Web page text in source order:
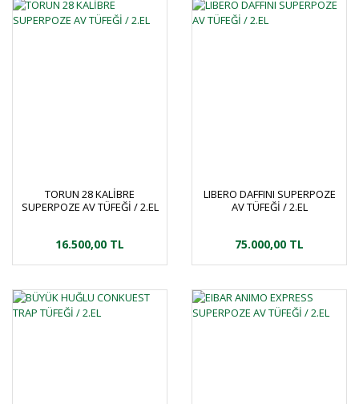
TORUN 28 KALİBRE
SUPERPOZE AV TÜFEĞİ / 2.EL
16.500,00 TL
LIBERO DAFFINI SUPERPOZE
AV TÜFEĞİ / 2.EL
75.000,00 TL